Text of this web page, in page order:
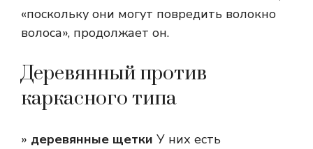
«поскольку они могут повредить волокно
волоса», продолжает он.
Деревянный против
каркасного типа
» деревянные щетки У них есть